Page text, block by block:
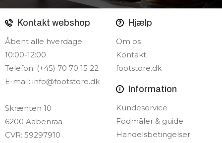
Kontakt webshop
Åbent alle hverdage
10:00-12:00
Telefon: (+45) 70 70 15 22
E-mail: info@footstore.dk
Skrænten 10
6200 Aabenraa
CVR: 59297910
Hjælp
Om os
Kontakt
footstore.dk
Information
Kundeservice
Fodmåler & guide
Handelsbetingelser